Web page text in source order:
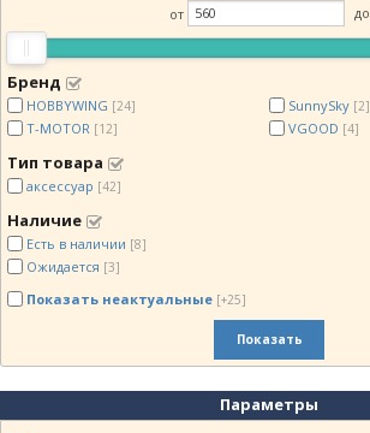
от до
Бренд
HOBBYWING [24] SunnySky [2]
T-MOTOR [12] VGOOD [4]
Тип товара
аксессуар [42]
Наличие
Есть в наличии [8]
Ожидается [3]
Показать неактуальные [+25]
Показать
Параметры